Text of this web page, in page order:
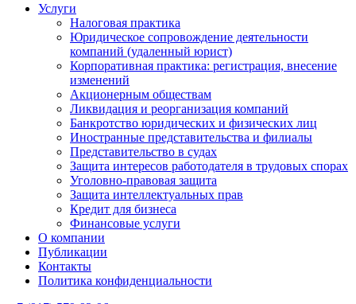
Услуги
Налоговая практика
Юридическое сопровождение деятельности
компаний (удаленный юрист)
Корпоративная практика: регистрация, внесение
изменений
Акционерным обществам
Ликвидация и реорганизация компаний
Банкротство юридических и физических лиц
Иностранные представительства и филиалы
Представительство в судах
Защита интересов работодателя в трудовых спорах
Уголовно-правовая защита
Защита интеллектуальных прав
Кредит для бизнеса
Финансовые услуги
О компании
Публикации
Контакты
Политика конфиденциальности